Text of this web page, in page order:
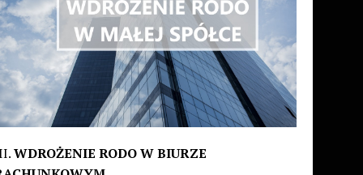
WDROŻENIE RODO W BIURZE